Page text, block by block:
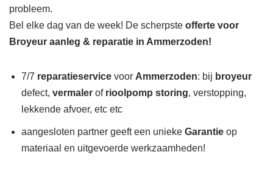
probleem.
Bel elke dag van de week! De scherpste offerte voor
Broyeur aanleg & reparatie in Ammerzoden!
7/7 reparatieservice voor Ammerzoden: bij broyeur
defect, vermaler of rioolpomp storing, verstopping,
lekkende afvoer, etc etc
aangesloten partner geeft een unieke Garantie op
materiaal en uitgevoerde werkzaamheden!